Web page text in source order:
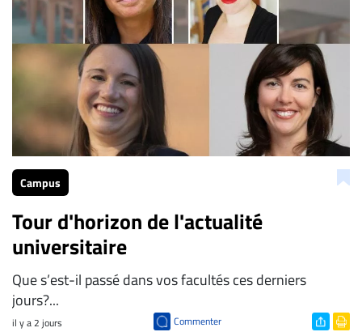
Campus
Tour d'horizon de l'actualité
universitaire
Que s’est-il passé dans vos facultés ces derniers
jours?...
il y a 2 jours Commenter